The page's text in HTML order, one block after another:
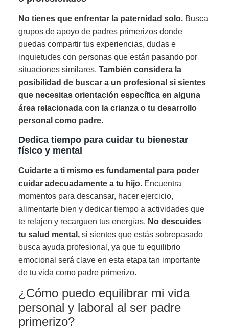
No tienes que enfrentar la paternidad solo.Busca
grupos de apoyo de padres primerizos donde
puedas compartir tus experiencias, dudas e
inquietudes con personas que están pasando por
situaciones similares. También considera la
posibilidad de buscar a un profesional si sientes
que necesitas orientación específica en alguna
área relacionada con la crianza o tu desarrollo
personal como padre.
Dedica tiempo para cuidar tu bienestar
físico y mental
Cuidarte a ti mismo es fundamental para poder
cuidar adecuadamente a tu hijo.Encuentra
momentos para descansar, hacer ejercicio,
alimentarte bien y dedicar tiempo a actividades que
te relajen y recarguen tus energías. No descuides
tu salud mental,si sientes que estás sobrepasado
busca ayuda profesional, ya que tu equilibrio
emocional será clave en esta etapa tan importante
de tu vida como padre primerizo.
¿Cómo puedo equilibrar mi vida
personal y laboral al ser padre
primerizo?